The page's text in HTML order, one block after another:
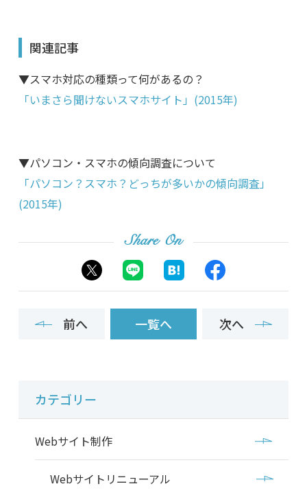
関連記事
▼スマホ対応の種類って何があるの？
「いまさら聞けないスマホサイト」(2015年)
▼パソコン・スマホの傾向調査について
「パソコン？スマホ？どっちが多いかの傾向調査」
(2015年)
Share On
前へ 一覧へ 次へ
カテゴリー
Webサイト制作
Webサイトリニューアル